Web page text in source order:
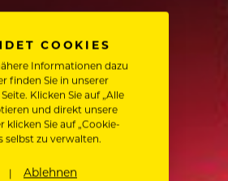
COOKIES
Informationen dazu
finden Sie in unserer
Klicken Sie auf „Alle
und direkt unsere
klicken Sie auf „Cookie-
selbst zu verwalten.
Ablehnen